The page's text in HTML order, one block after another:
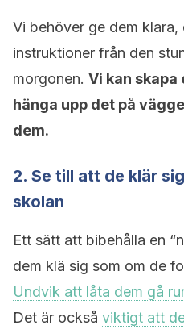
Vi behöver ge dem
instruktioner från den
morgonen. Vi kan
hänga upp det på
dem.
2. Se till att de klär
skolan
Ett sätt att bibehålla en
dem klä sig som om de
Undvik att låta dem gå
Det är också viktigt att